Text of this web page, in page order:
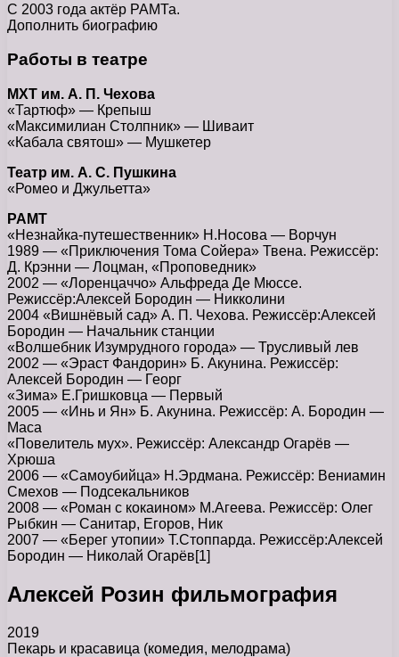
С 2003 года актёр РАМТа.
Дополнить биографию
Работы в театре
МХТ им. А. П. Чехова
«Тартюф» — Крепыш
«Максимилиан Столпник» — Шиваит
«Кабала святош» — Мушкетер
Театр им. А. С. Пушкина
«Ромео и Джульетта»
РАМТ
«Незнайка-путешественник» Н.Носова — Ворчун
1989 — «Приключения Тома Сойера» Твена. Режиссёр:
Д. Крэнни — Лоцман, «Проповедник»
2002 — «Лоренцаччо» Альфреда Де Мюссе.
Режиссёр:Алексей Бородин — Никколини
2004 «Вишнёвый сад» А. П. Чехова. Режиссёр:Алексей
Бородин — Начальник станции
«Волшебник Изумрудного города» — Трусливый лев
2002 — «Эраст Фандорин» Б. Акунина. Режиссёр:
Алексей Бородин — Георг
«Зима» Е.Гришковца — Первый
2005 — «Инь и Ян» Б. Акунина. Режиссёр: А. Бородин —
Маса
«Повелитель мух». Режиссёр: Александр Огарёв —
Хрюша
2006 — «Самоубийца» Н.Эрдмана. Режиссёр: Вениамин
Смехов — Подсекальников
2008 — «Роман с кокаином» М.Агеева. Режиссёр: Олег
Рыбкин — Санитар, Егоров, Ник
2007 — «Берег утопии» Т.Стоппарда. Режиссёр:Алексей
Бородин — Николай Огарёв[1]
Алексей Розин фильмография
2019
Пекарь и красавица (комедия, мелодрама)